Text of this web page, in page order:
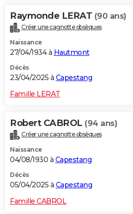
Raymonde LERAT (90 ans)
Créer une cagnotte obsèques
Naissance
27/04/1934 à Hautmont
Décès
23/04/2025 à Capestang
Famille LERAT
Robert CABROL (94 ans)
Créer une cagnotte obsèques
Naissance
04/08/1930 à Capestang
Décès
05/04/2025 à Capestang
Famille CABROL